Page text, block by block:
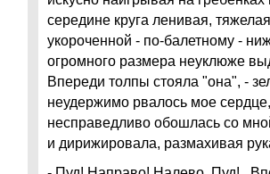
середине круга ленивая,
укороченной - по-балетному -
огромного размера неуклюже
Впереди толпы стояла "она", -
неудержимо рвалось мое
несправедливо обошлась со
и дирижировала, размахивая